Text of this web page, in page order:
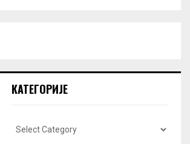
КАТЕГОРИЈЕ